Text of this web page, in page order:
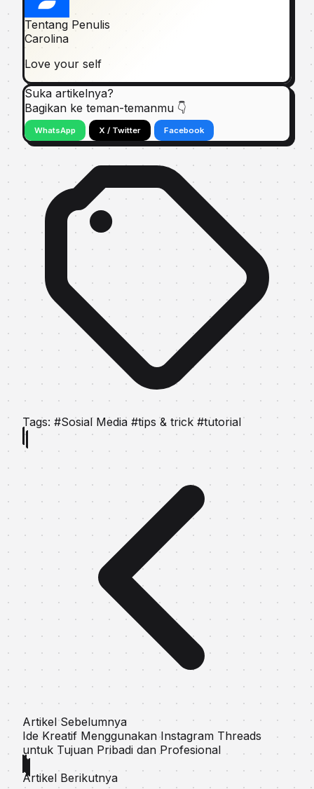
Tentang Penulis
Carolina
Love your self
Suka artikelnya?
Bagikan ke teman-temanmu 👇
WhatsApp X / Twitter Facebook
Tags: #Sosial Media #tips & trick #tutorial
Artikel Sebelumnya
Ide Kreatif Menggunakan Instagram Threads
untuk Tujuan Pribadi dan Profesional
Artikel Berikutnya